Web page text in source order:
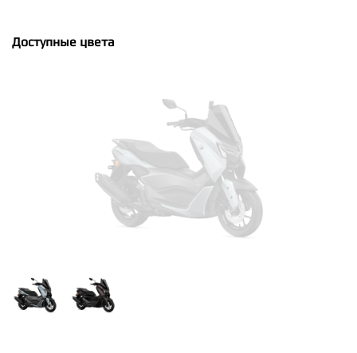
Доступные цвета